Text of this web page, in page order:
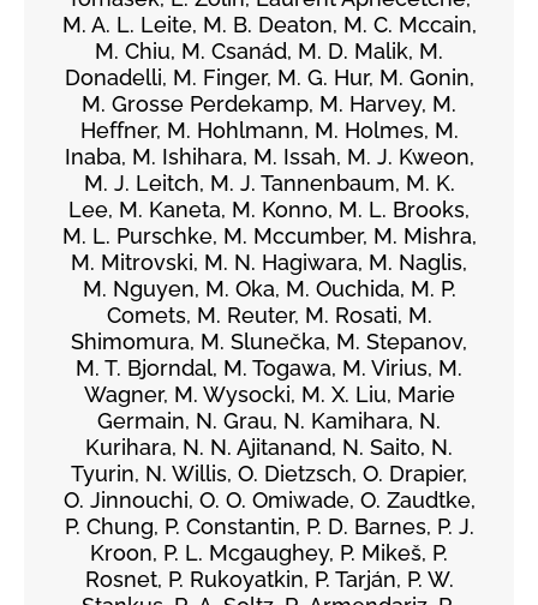
M. A. L. Leite, M. B. Deaton, M. C. Mccain,
M. Chiu, M. Csanád, M. D. Malik, M.
Donadelli, M. Finger, M. G. Hur, M. Gonin,
M. Grosse Perdekamp, M. Harvey, M.
Heffner, M. Hohlmann, M. Holmes, M.
Inaba, M. Ishihara, M. Issah, M. J. Kweon,
M. J. Leitch, M. J. Tannenbaum, M. K.
Lee, M. Kaneta, M. Konno, M. L. Brooks,
M. L. Purschke, M. Mccumber, M. Mishra,
M. Mitrovski, M. N. Hagiwara, M. Naglis,
M. Nguyen, M. Oka, M. Ouchida, M. P.
Comets, M. Reuter, M. Rosati, M.
Shimomura, M. Slunečka, M. Stepanov,
M. T. Bjorndal, M. Togawa, M. Virius, M.
Wagner, M. Wysocki, M. X. Liu, Marie
Germain, N. Grau, N. Kamihara, N.
Kurihara, N. N. Ajitanand, N. Saito, N.
Tyurin, N. Willis, O. Dietzsch, O. Drapier,
O. Jinnouchi, O. O. Omiwade, O. Zaudtke,
P. Chung, P. Constantin, P. D. Barnes, P. J.
Kroon, P. L. Mcgaughey, P. Mikeš, P.
Rosnet, P. Rukoyatkin, P. Tarján, P. W.